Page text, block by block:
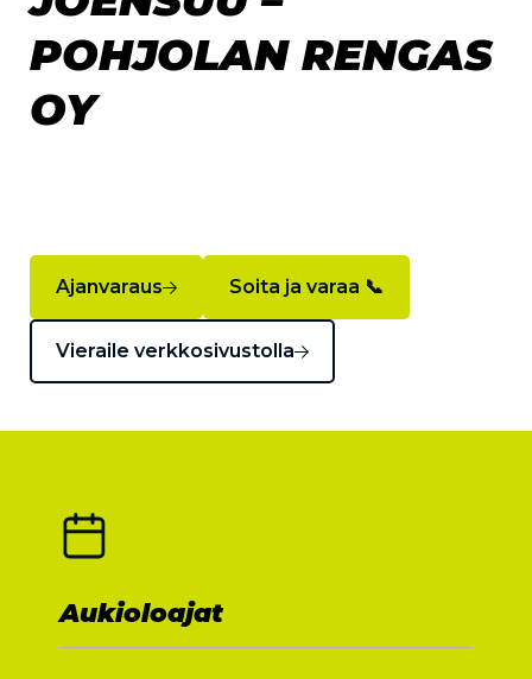
POHJOLAN RENGAS
OY
Ajanvaraus Soita ja varaa 📞
Vieraile verkkosivustolla
Aukioloajat